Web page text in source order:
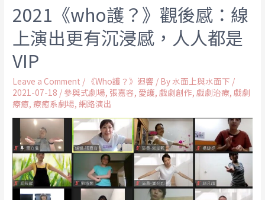
2021《who護？》觀後感：線
上演出更有沉浸感，人人都是
VIP
Leave a Comment / 《Who護？》迴響 / By 水面上與水面下 /
2021-07-18 / 參與式劇場, 張嘉容, 愛護,戲劇創作,戲劇治療,戲劇
療癒,療癒系劇場, 網路演出